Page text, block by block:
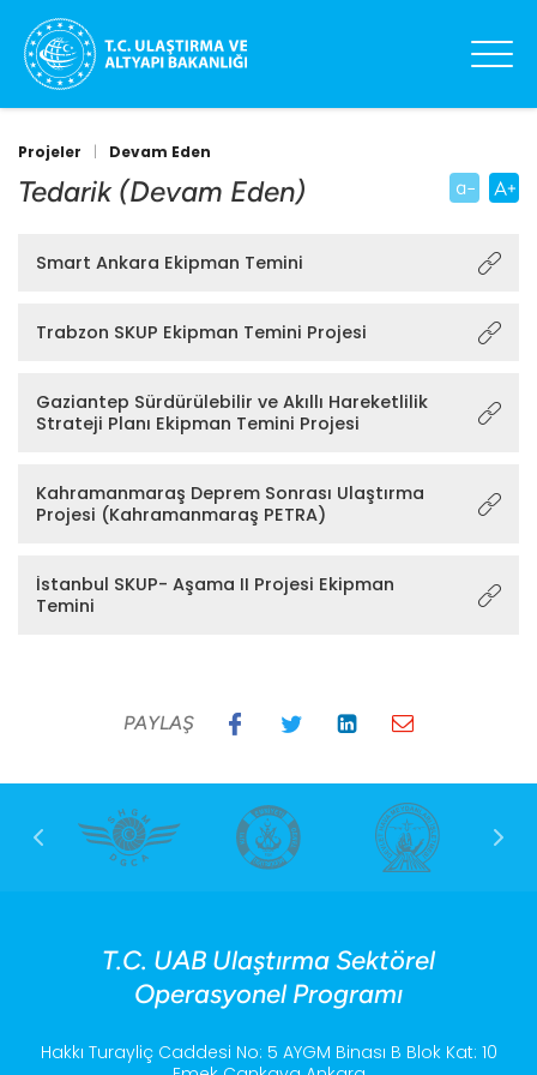
Projeler | Devam Eden
Tedarik (Devam Eden)
Smart Ankara Ekipman Temini
Trabzon SKUP Ekipman Temini Projesi
Gaziantep Sürdürülebilir ve Akıllı Hareketlilik
Strateji Planı Ekipman Temini Projesi
Kahramanmaraş Deprem Sonrası Ulaştırma
Projesi (Kahramanmaraş PETRA)
İstanbul SKUP- Aşama II Projesi Ekipman
Temini
PAYLAŞ
T.C. UAB Ulaştırma Sektörel
Operasyonel Programı
Hakkı Turayliç Caddesi No: 5 AYGM Binası B Blok Kat: 10